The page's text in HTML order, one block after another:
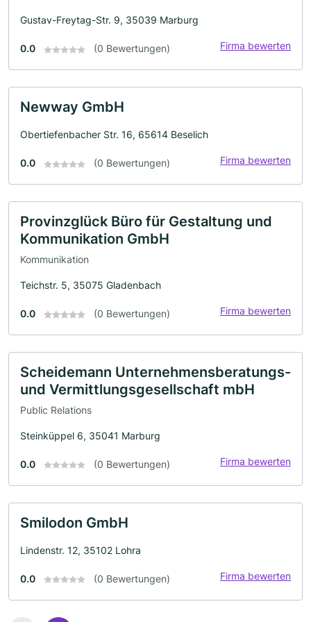
Gustav-Freytag-Str. 9, 35039 Marburg
0.0 (0 Bewertungen) Firma bewerten
Newway GmbH
Obertiefenbacher Str. 16, 65614 Beselich
0.0 (0 Bewertungen) Firma bewerten
Provinzglück Büro für Gestaltung und
Kommunikation GmbH
Kommunikation
Teichstr. 5, 35075 Gladenbach
0.0 (0 Bewertungen) Firma bewerten
Scheidemann Unternehmensberatungs-
und Vermittlungsgesellschaft mbH
Public Relations
Steinküppel 6, 35041 Marburg
0.0 (0 Bewertungen) Firma bewerten
Smilodon GmbH
Lindenstr. 12, 35102 Lohra
0.0 (0 Bewertungen) Firma bewerten